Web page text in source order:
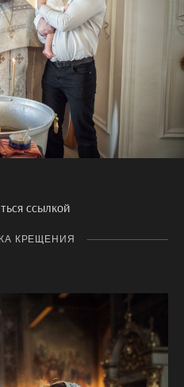
ссылкой
КРЕЩЕНИЯ